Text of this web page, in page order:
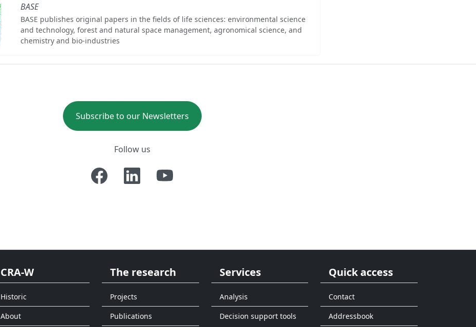
BASE
BASE publishes original papers in the fields of life sciences: environmental science
and technology, forest and natural space management, agronomical science, and
chemistry and bio-industries
Subscribe to our Newsletters
Follow us
CRA-W
Historic
About
The research
Projects
Publications
Services
Analysis
Decision support tools
Quick access
Contact
Addressbook